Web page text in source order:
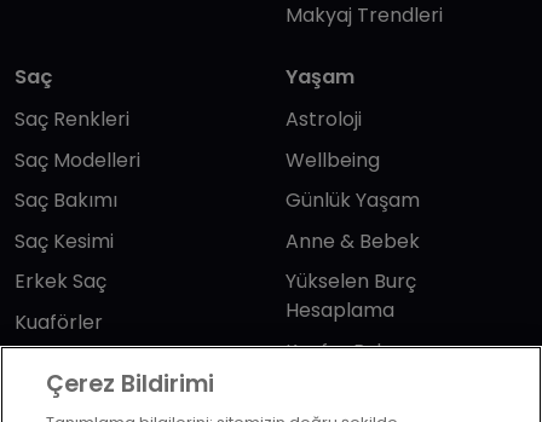
Makyaj Trendleri
Saç
Saç Renkleri
Saç Modelleri
Saç Bakımı
Saç Kesimi
Erkek Saç
Kuaförler
Yaşam
Astroloji
Wellbeing
Günlük Yaşam
Anne & Bebek
Yükselen Burç
Hesaplama
Kuafor Bulma
Çerez Bildirimi